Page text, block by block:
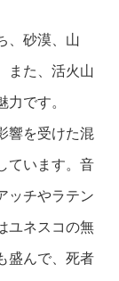
、砂漠、山
また、活火山
です。
響を受けた混
ています。音
ッチやラテン
ユネスコの無
盛んで、死者